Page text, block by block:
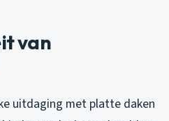
van
uitdaging met platte daken